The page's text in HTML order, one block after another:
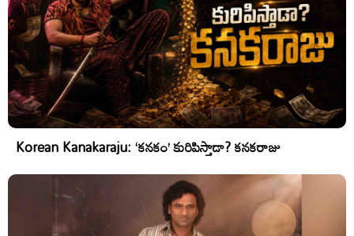
Korean Kanakaraju: ‘కనకం’ కురిపిస్తాడా? కనకరాజు